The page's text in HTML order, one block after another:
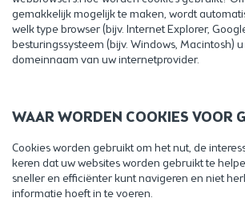
gemakkelijk mogelijk te maken, wordt
welk type browser (bijv. Internet Explorer,
besturingssysteem (bijv. Windows, Macintosh)
domeinnaam van uw internetprovider.
WAAR WORDEN COOKIES VOOR
Cookies worden gebruikt om het nut, de
keren dat uw websites worden gebruikt te
sneller en efficiënter kunt navigeren en niet
informatie hoeft in te voeren.